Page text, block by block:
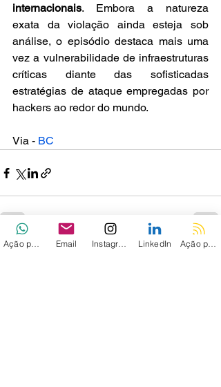
internacionais. Embora a natureza
exata da violação ainda esteja sob
análise, o episódio destaca mais uma
vez a vulnerabilidade de infraestruturas
críticas diante das sofisticadas
estratégias de ataque empregadas por
hackers ao redor do mundo.
Via - BC
Posts recentes Ver tudo
Email LinkedIn